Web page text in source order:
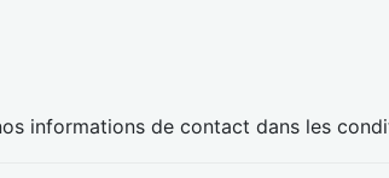
informations de contact dans les